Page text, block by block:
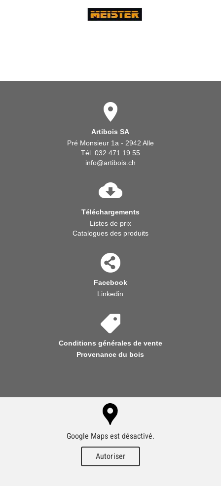
Artibois SA
Pré Monsieur 1a - 2942 Alle
Tél. 032 471 19 55
info@artibois.ch
Téléchargements
Listes de prix
Catalogues des produits
Facebook
Linkedin
Conditions générales de vente
Provenance du bois
Google Maps est désactivé.
Autoriser